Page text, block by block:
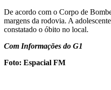
De acordo com o Corpo de
margens da rodovia. A
constatado o óbito no local.
Com Informações do G1
Foto: Espacial FM